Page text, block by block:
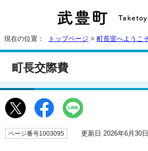
現在の位置： トップページ > 町長室へようこ
町長交際費
ページ番号1003095 更新日 2026年6月30日